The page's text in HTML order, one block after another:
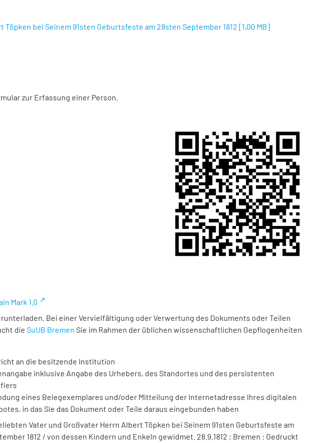
bei Seinem 91sten Geburtsfeste am 28sten September 1812 [1,00 MB]
zur Erfassung einer Person.
Mark 1.0
Bei einer Vervielfältigung oder Verwertung des Dokuments oder Teilen
die SuUB Bremen Sie im Rahmen der üblichen wissenschaftlichen Gepflogenheiten
an die besitzende Institution
inklusive Angabe des Urhebers, des Standortes und des persistenten
eines Belegexemplares und/oder Mitteilung der Internetadresse Ihres digitalen
in das Sie das Dokument oder Teile daraus eingebunden haben
Vater und Großvater Herrn Albert Töpken bei Seinem 91sten Geburtsfeste am
1812 / von dessen Kindern und Enkeln gewidmet. 28.9.1812 ; Bremen : Gedruckt